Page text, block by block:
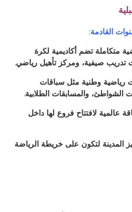
القادمة:
متكاملة تضم أكاديمية لكرة
تدريب صيفية، ومركز تأهيل رياضي.
رياضية وطنية مثل سباقات
الشواطئ، والمسابقات الطلابية.
عالمية لافتتاح فروع لها داخل
المدينة لتكون على خريطة الرياضة